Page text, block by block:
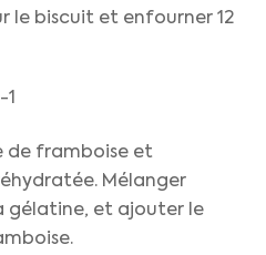
le biscuit et enfourner 12
1
de framboise et
Mélanger
gélatine, et ajouter le